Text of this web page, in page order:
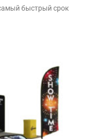
быстрый срок